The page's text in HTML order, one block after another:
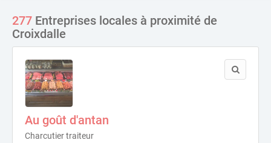
277 Entreprises locales à proximité de
Croixdalle
Au goût d'antan
Charcutier traiteur